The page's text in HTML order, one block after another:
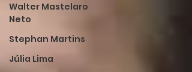
Walter Mastelaro
Neto
Stephan Martins
Júlia Lima